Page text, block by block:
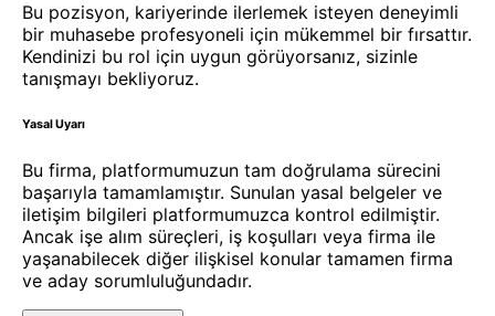
Bu pozisyon, kariyerinde ilerlemek isteyen deneyimli
bir muhasebe profesyoneli için mükemmel bir fırsattır.
Kendinizi bu rol için uygun görüyorsanız, sizinle
tanışmayı bekliyoruz.
Yasal Uyarı
Bu firma, platformumuzun tam doğrulama sürecini
başarıyla tamamlamıştır. Sunulan yasal belgeler ve
iletişim bilgileri platformumuzca kontrol edilmiştir.
Ancak işe alım süreçleri, iş koşulları veya firma ile
yaşanabilecek diğer ilişkisel konular tamamen firma
ve aday sorumluluğundadır.